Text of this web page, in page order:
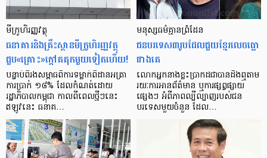
មីក្រូ​ហិរញ្ញវត្ថុ
ធនាគារ​និង​គ្រឹះស្ថាន​មីក្រូ​ហិរញ្ញវត្ថុ​
ជួប«គ្រោះ»ក្តៅ​គគុក​មួយ​ទៀត​ហើយ!
បន្ទាប់​ពី​រង​សម្ពាធ​​ពី​ការ​ទម្លាក់​ពិដាន​អត្រា​
ការ​ប្រាក់ ១៨​% ដែល​កំណត់​ដោយ​
រដ្ឋាភិបាល​កម្ពុជា កាល​ពី​ពេល​ថ្មីៗ​នេះ
ឥឡូវ​នេះ ធនាគ…
មនុស្ស​ធម៌​គ្មាន​ព្រំដែន
ជន​បរទេស​៣​រូប​ដែល​ជួយ​ខ្មែរ​លេច​ធ្លោ​
ជាង​គេ
លោកអ្នក​នាង​ខ្លះ​ប្រាកដ​ជា​បាន​​ដឹង​ឮ​តាម​
រយៈ​ការ​អាន​ព័ត៌មាន ឬ​ការ​ផ្សព្វផ្សាយ​
ផ្សេងៗ អំពី​ភាព​ល្បីល្បាញ​របស់​ជន​
បរទេស​មួយ​ចំនួន ដែល…